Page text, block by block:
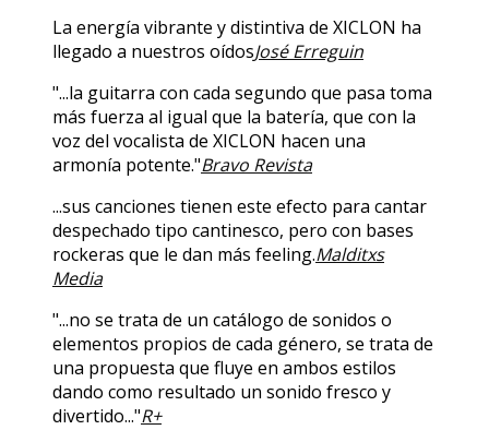
La energía vibrante y distintiva de XICLON ha
llegado a nuestros oídosJosé Erreguin
"...la guitarra con cada segundo que pasa toma
más fuerza al igual que la batería, que con la
voz del vocalista de XICLON hacen una
armonía potente."Bravo Revista
...sus canciones tienen este efecto para cantar
despechado tipo cantinesco, pero con bases
rockeras que le dan más feeling.Malditxs
Media
"...no se trata de un catálogo de sonidos o
elementos propios de cada género, se trata de
una propuesta que fluye en ambos estilos
dando como resultado un sonido fresco y
divertido..."R+